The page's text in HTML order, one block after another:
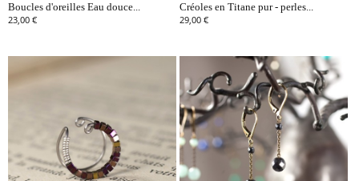
Boucles d'oreilles Eau douce...
23,00 €
Créoles en Titane pur - perles...
29,00 €